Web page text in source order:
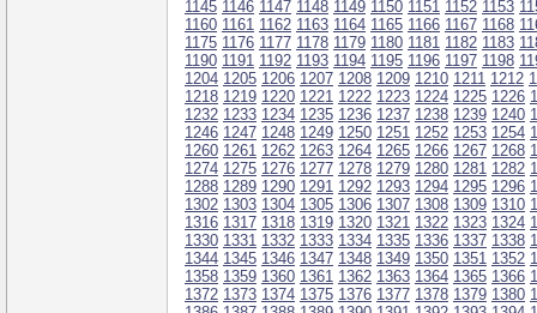
1145 1146 1147 1148 1149 1150 1151 1152 1153
1160 1161 1162 1163 1164 1165 1166 1167 1168
1175 1176 1177 1178 1179 1180 1181 1182 1183
1190 1191 1192 1193 1194 1195 1196 1197 1198
1204 1205 1206 1207 1208 1209 1210 1211 1212
1218 1219 1220 1221 1222 1223 1224 1225 1226
1232 1233 1234 1235 1236 1237 1238 1239 1240
1246 1247 1248 1249 1250 1251 1252 1253 1254
1260 1261 1262 1263 1264 1265 1266 1267 1268
1274 1275 1276 1277 1278 1279 1280 1281 1282
1288 1289 1290 1291 1292 1293 1294 1295 1296
1302 1303 1304 1305 1306 1307 1308 1309 1310
1316 1317 1318 1319 1320 1321 1322 1323 1324
1330 1331 1332 1333 1334 1335 1336 1337 1338
1344 1345 1346 1347 1348 1349 1350 1351 1352
1358 1359 1360 1361 1362 1363 1364 1365 1366
1372 1373 1374 1375 1376 1377 1378 1379 1380